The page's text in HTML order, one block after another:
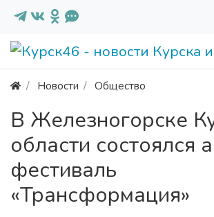
Новости Общество
В Железногорске
области состоялся
фестиваль
«Трансформация»